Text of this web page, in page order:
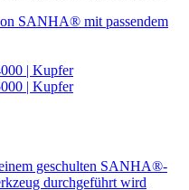
| Kupfer
| Kupfer